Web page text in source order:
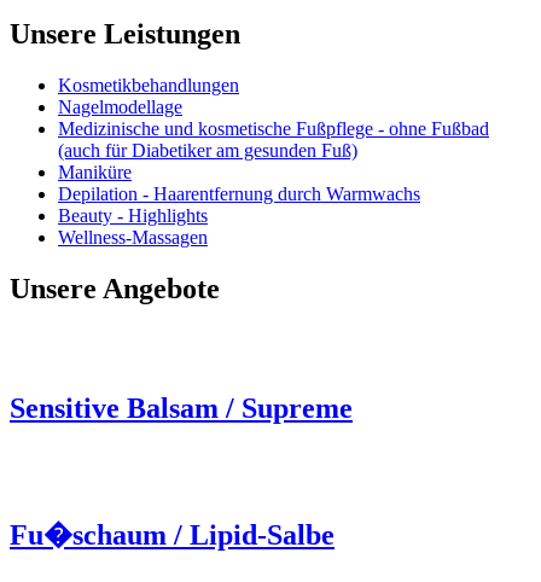
Unsere Leistungen
Kosmetikbehandlungen
Nagelmodellage
Medizinische und kosmetische Fußpflege - ohne Fußbad
(auch für Diabetiker am gesunden Fuß)
Maniküre
Depilation - Haarentfernung durch Warmwachs
Beauty - Highlights
Wellness-Massagen
Unsere Angebote
Sensitive Balsam / Supreme
Fu�schaum / Lipid-Salbe